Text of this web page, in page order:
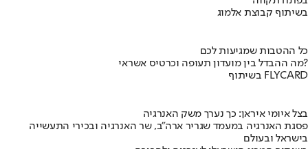
בשיתוף קבוצת אלמוג
כל ההטבות שמגיעות לכם
מה ההבדל בין מועדון תעופה וכרטיס אשראי?
בשיתוף FLYCARD
בצל איומי איראן: כך נערך משק האנרגיה
פסגת האנרגיה במעמד שגריר ארה"ב, שר האנרגיה ובכירי התעשייה
בישראל ובעולם